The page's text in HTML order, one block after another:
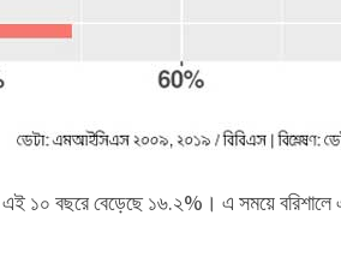
১০ বছরে বেড়েছে ১৬.২%। এ সময়ে বরিশালে